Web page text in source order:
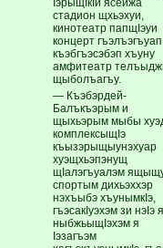
стадион щхьэхуи,
кинотеатр папщIэуи
концерт
къэбгъэсэбэп хъуну
амфитеатр
щыболъагъу.
— Къэбэрдей-
Балъкъэрым и
щыхьэрым мыбы
комплексыщIэ
къызэрыщыунэхуар
хуэщхьэпэнущ
щIалэгъуалэм
спортым дихьэххэр
нэхъыбэ хъунымкIэ,
гъэсакIуэхэм зи нэIэ
ныбжьыщIэхэм я
Iэзагъэм